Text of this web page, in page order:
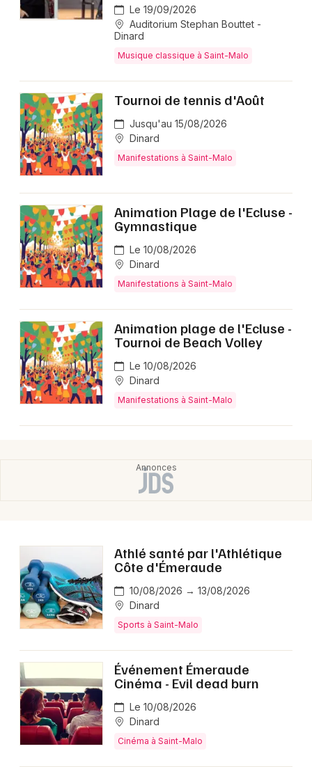
Le 19/09/2026
Auditorium Stephan Bouttet -
Dinard
Musique classique à Saint-Malo
Tournoi de tennis d'Août
Jusqu'au 15/08/2026
Dinard
Manifestations à Saint-Malo
Animation Plage de l'Ecluse -
Gymnastique
Le 10/08/2026
Dinard
Manifestations à Saint-Malo
Animation plage de l'Ecluse -
Tournoi de Beach Volley
Le 10/08/2026
Dinard
Manifestations à Saint-Malo
Athlé santé par l'Athlétique
Côte d'Émeraude
10/08/2026 → 13/08/2026
Dinard
Sports à Saint-Malo
Événement Émeraude
Cinéma - Evil dead burn
Le 10/08/2026
Dinard
Cinéma à Saint-Malo